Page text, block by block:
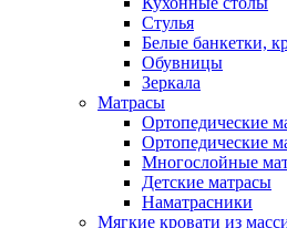
Стулья
Белые банкетки,
Обувницы
Зеркала
Матрасы
Ортопедические
Ортопедические
Многослойные
Детские матрасы
Наматрасники
Мягкие кровати из